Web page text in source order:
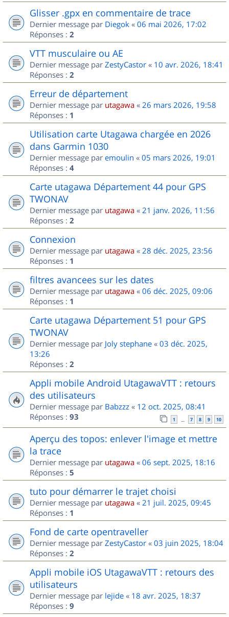
Glisser .gpx en commentaire de trace
Dernier message par Diegok « 06 mai 2026, 17:02
Réponses : 2
VTT musculaire ou AE
Dernier message par ZestyCastor « 10 avr. 2026, 18:41
Réponses : 2
Erreur de département
Dernier message par utagawa « 26 mars 2026, 19:58
Réponses : 1
Utilisation carte Utagawa chargée en 2026
dans Garmin 1030
Dernier message par emoulin « 05 mars 2026, 19:01
Réponses : 4
Carte utagawa Département 44 pour GPS
TWONAV
Dernier message par utagawa « 21 janv. 2026, 11:56
Réponses : 2
Connexion
Dernier message par utagawa « 28 déc. 2025, 23:56
Réponses : 1
filtres avancees sur les dates
Dernier message par utagawa « 06 déc. 2025, 09:06
Réponses : 1
Carte utagawa Département 51 pour GPS
TWONAV
Dernier message par Joly stephane « 03 déc. 2025,
13:26
Réponses : 2
Appli mobile Android UtagawaVTT : retours
des utilisateurs
Dernier message par Babzzz « 12 oct. 2025, 08:41
Réponses : 93 1 … 7 8 9 10
Aperçu des topos: enlever l'image et mettre
la trace
Dernier message par utagawa « 06 sept. 2025, 18:16
Réponses : 5
tuto pour démarrer le trajet choisi
Dernier message par utagawa « 21 juil. 2025, 09:45
Réponses : 1
Fond de carte opentraveller
Dernier message par ZestyCastor « 03 juin 2025, 18:04
Réponses : 2
Appli mobile iOS UtagawaVTT : retours des
utilisateurs
Dernier message par lejide « 18 avr. 2025, 18:37
Réponses : 9